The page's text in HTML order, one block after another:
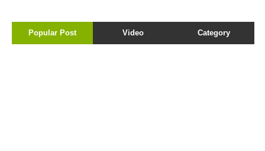
Popular Post Video Category